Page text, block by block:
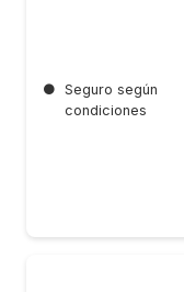
● Seguro según
condiciones